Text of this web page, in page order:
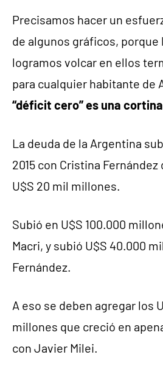
Precisamos hacer un
de algunos gráficos, porque
logramos volcar en ellos
para cualquier habitante de
“déficit cero” es una
La deuda de la Argentina
2015 con Cristina
U$S 20 mil millones.
Subió en U$S 100.000
Macri, y subió U$S 40.000
Fernández.
A eso se deben agregar los
millones que creció en
con Javier Milei.